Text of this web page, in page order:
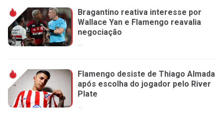
Bragantino reativa interesse por
Wallace Yan e Flamengo reavalia
negociação
...
Flamengo desiste de Thiago Almada
após escolha do jogador pelo River
Plate